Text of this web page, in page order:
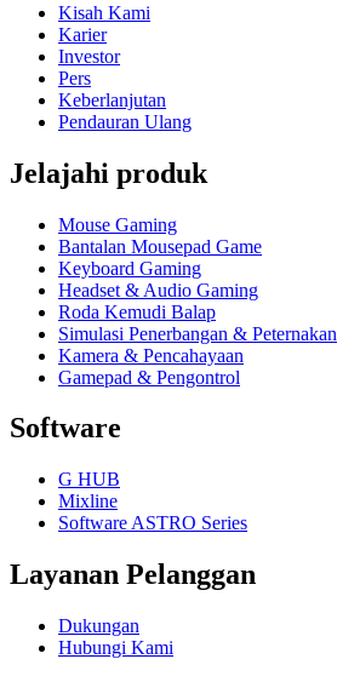
Kisah Kami
Karier
Investor
Pers
Keberlanjutan
Pendauran Ulang
Jelajahi produk
Mouse Gaming
Bantalan Mousepad Game
Keyboard Gaming
Headset & Audio Gaming
Roda Kemudi Balap
Simulasi Penerbangan & Peternakan
Kamera & Pencahayaan
Gamepad & Pengontrol
Software
G HUB
Mixline
Software ASTRO Series
Layanan Pelanggan
Dukungan
Hubungi Kami